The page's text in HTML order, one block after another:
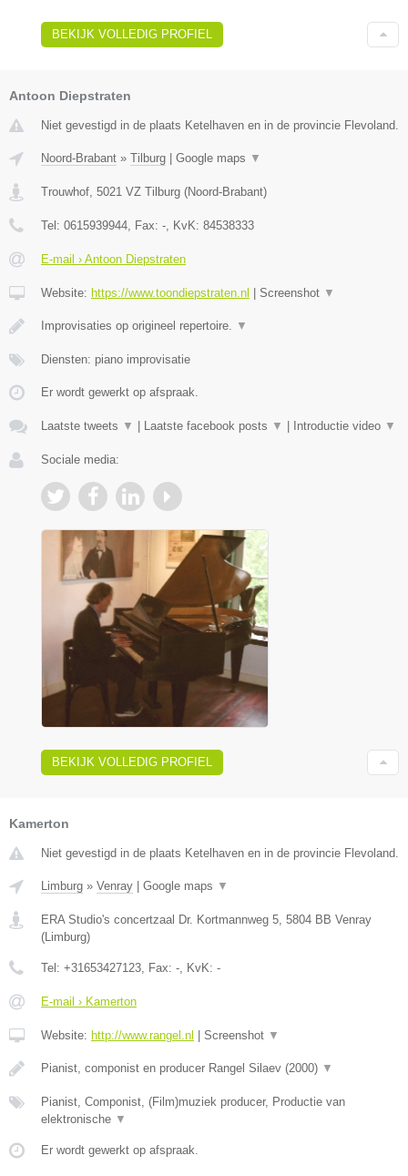
BEKIJK VOLLEDIG PROFIEL
Antoon Diepstraten
Niet gevestigd in de plaats Ketelhaven en in de provincie Flevoland.
Noord-Brabant » Tilburg Google maps ▼
Trouwhof, 5021 VZ Tilburg (Noord-Brabant)
Tel: 0615939944, Fax: -, KvK: 84538333
E-mail › Antoon Diepstraten
Website: https://www.toondiepstraten.nl Screenshot ▼
Improvisaties op origineel repertoire. ▼
Diensten: piano improvisatie
Er wordt gewerkt op afspraak.
Laatste tweets ▼ Laatste facebook posts ▼ Introductie video ▼
Sociale media:
BEKIJK VOLLEDIG PROFIEL
Kamerton
Niet gevestigd in de plaats Ketelhaven en in de provincie Flevoland.
Limburg » Venray Google maps ▼
ERA Studio's concertzaal Dr. Kortmannweg 5, 5804 BB Venray
(Limburg)
Tel: +31653427123, Fax: -, KvK: -
E-mail › Kamerton
Website: http://www.rangel.nl Screenshot ▼
Pianist, componist en producer Rangel Silaev (2000) ▼
Pianist, Componist, (Film)muziek producer, Productie van
elektronische ▼
Er wordt gewerkt op afspraak.